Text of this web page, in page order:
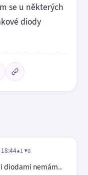
se u některých
diody
▲1 ▼0
diodami nemám..